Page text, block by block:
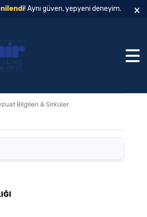
! Aynı güven, yepyeni deneyim. ×
Bilgileri & Sirküler